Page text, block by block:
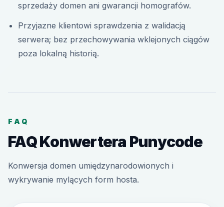
sprzedaży domen ani gwarancji homografów.
Przyjazne klientowi sprawdzenia z walidacją
serwera; bez przechowywania wklejonych ciągów
poza lokalną historią.
FAQ
FAQ Konwertera Punycode
Konwersja domen umiędzynarodowionych i
wykrywanie mylących form hosta.